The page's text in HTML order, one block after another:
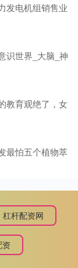
发电机组销售业
识世界_大脑_神
教育观绝了，女
最怕五个植物萃
杠杆配资网